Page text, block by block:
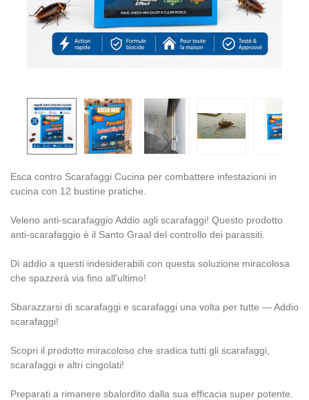
Esca contro Scarafaggi Cucina per combattere infestazioni in
cucina con 12 bustine pratiche.
Veleno anti-scarafaggio Addio agli scarafaggi! Questo prodotto
anti-scarafaggio è il Santo Graal del controllo dei parassiti.
Dì addio a questi indesiderabili con questa soluzione miracolosa
che spazzerà via fino all'ultimo!
Sbarazzarsi di scarafaggi e scarafaggi una volta per tutte — Addio
scarafaggi!
Scopri il prodotto miracoloso che sradica tutti gli scarafaggi,
scarafaggi e altri cingolati!
Preparati a rimanere sbalordito dalla sua efficacia super potente.